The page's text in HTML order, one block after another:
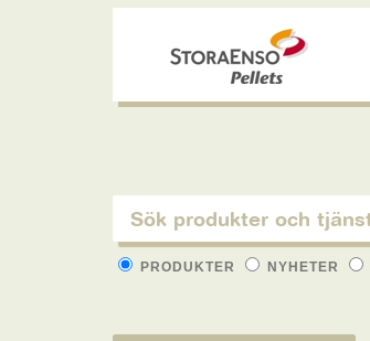
PRODUKTER NYHETER